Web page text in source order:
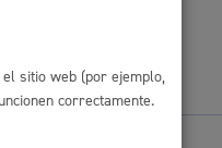
sitio web (por ejemplo,
correctamente.